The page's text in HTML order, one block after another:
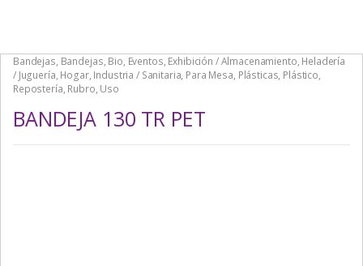
Bandejas, Bandejas, Bio, Eventos, Exhibición / Almacenamiento, Heladería
/ Juguería, Hogar, Industria / Sanitaria, Para Mesa, Plásticas, Plástico,
Repostería, Rubro, Uso
BANDEJA 130 TR PET